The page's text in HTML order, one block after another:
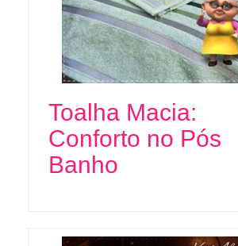
Toalha Macia:
Conforto no Pós
Banho